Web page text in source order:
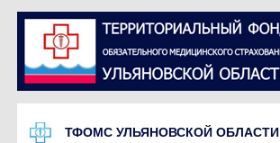
ТФОМС УЛЬЯНОВСКОЙ ОБЛАСТИ